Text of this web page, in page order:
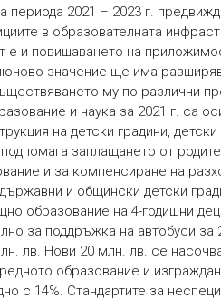
периода 2021 – 2023 г.
в образователната
е и повишаването на
значение ще има
му по различни
и наука за 2021 г. са
на детски градини,
заплащането от
и за компенсиране на
и общински детски
образование на 4-годишни
за поддръжка на автобуси
лв. Нови 20 млн. лв. се
образование и
с 14%. Стандартите за